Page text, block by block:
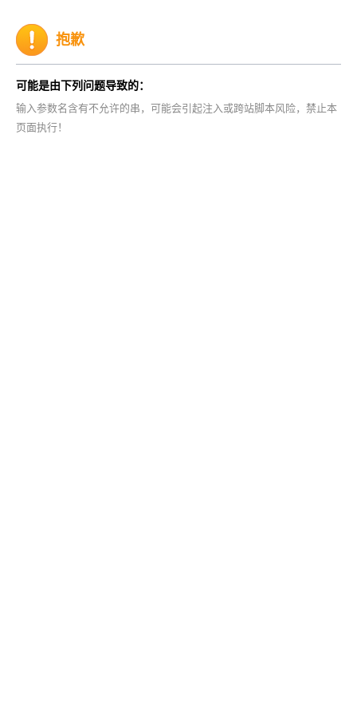
抱歉
可能是由下列问题导致的：
输入参数名含有不允许的串，可能会引起注入或跨站脚本风险，禁止本
页面执行！